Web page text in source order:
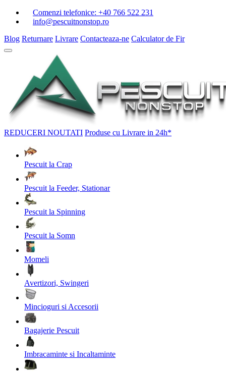
Comenzi telefonice: +40 766 522 231
info@pescuitnonstop.ro
Blog Returnare Livrare Contacteaza-ne Calculator de Fir
REDUCERI NOUTATI Produse cu Livrare in 24h*
Pescuit la Crap
Pescuit la Feeder, Stationar
Pescuit la Spinning
Pescuit la Somn
Momeli
Avertizori, Swingeri
Mincioguri si Accesorii
Bagajerie Pescuit
Imbracaminte si Incaltaminte